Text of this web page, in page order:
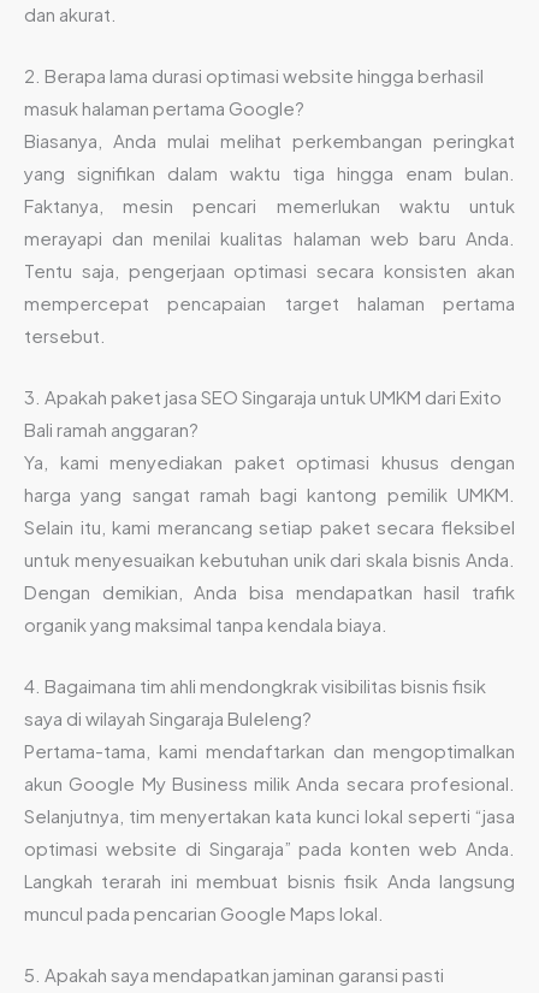
dan akurat.
2. Berapa lama durasi optimasi website hingga berhasil
masuk halaman pertama Google?
Biasanya, Anda mulai melihat perkembangan peringkat
yang signifikan dalam waktu tiga hingga enam bulan.
Faktanya, mesin pencari memerlukan waktu untuk
merayapi dan menilai kualitas halaman web baru Anda.
Tentu saja, pengerjaan optimasi secara konsisten akan
mempercepat pencapaian target halaman pertama
tersebut.
3. Apakah paket jasa SEO Singaraja untuk UMKM dari Exito
Bali ramah anggaran?
Ya, kami menyediakan paket optimasi khusus dengan
harga yang sangat ramah bagi kantong pemilik UMKM.
Selain itu, kami merancang setiap paket secara fleksibel
untuk menyesuaikan kebutuhan unik dari skala bisnis Anda.
Dengan demikian, Anda bisa mendapatkan hasil trafik
organik yang maksimal tanpa kendala biaya.
4. Bagaimana tim ahli mendongkrak visibilitas bisnis fisik
saya di wilayah Singaraja Buleleng?
Pertama-tama, kami mendaftarkan dan mengoptimalkan
akun Google My Business milik Anda secara profesional.
Selanjutnya, tim menyertakan kata kunci lokal seperti “jasa
optimasi website di Singaraja” pada konten web Anda.
Langkah terarah ini membuat bisnis fisik Anda langsung
muncul pada pencarian Google Maps lokal.
5. Apakah saya mendapatkan jaminan garansi pasti